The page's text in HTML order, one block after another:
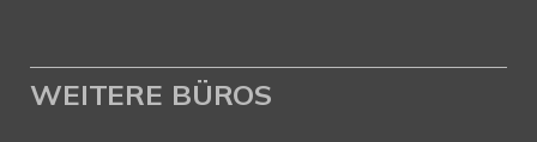
WEITERE BÜROS